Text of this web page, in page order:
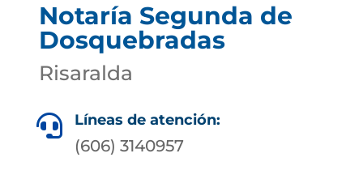
Notaría Segunda de
Dosquebradas
Risaralda
 Líneas de atención:
(606) 3140957